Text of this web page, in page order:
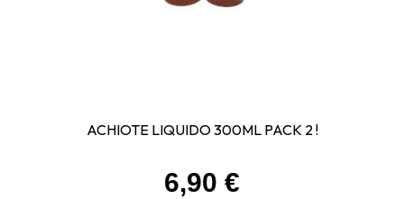
ACHIOTE LIQUIDO 300ML PACK 2 !
Prix
6,90 €